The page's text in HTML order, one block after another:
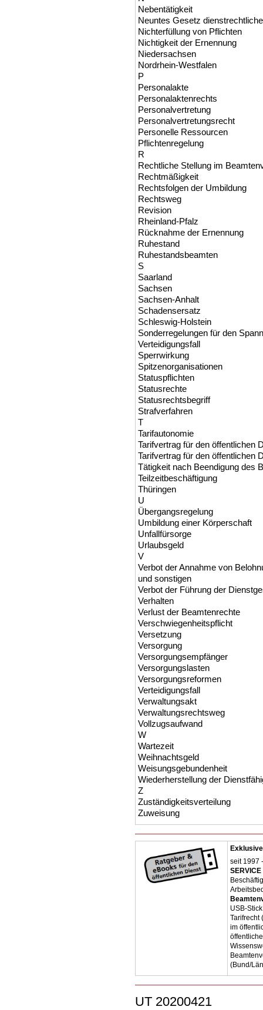
Nebentätigkeit
Neuntes Gesetz
Nichterfüllung von Pflichten
Nichtigkeit der Ernennung
Niedersachsen
Nordrhein-Westfalen
P
Personalakte
Personalaktenrechts
Personalvertretung
Personalvertretungsrecht
Personelle Ressourcen
Pflichtenregelung
R
Rechtliche Stellung im
Rechtmäßigkeit
Rechtsfolgen der Umbildung
Rechtsweg
Revision
Rheinland-Pfalz
Rücknahme der Ernennung
Ruhestand
Ruhestandsbeamten
S
Saarland
Sachsen
Sachsen-Anhalt
Schadensersatz
Schleswig-Holstein
Sonderregelungen für den
Verteidigungsfall
Sperrwirkung
Spitzenorganisationen
Statuspflichten
Statusrechte
Statusrechtsbegriff
Strafverfahren
T
Tarifautonomie
Tarifvertrag für den öffentlichen
Tarifvertrag für den öffentlichen
Tätigkeit nach Beendigung des
Teilzeitbeschäftigung
Thüringen
U
Übergangsregelung
Umbildung einer Körperschaft
Unfallfürsorge
Urlaubsgeld
V
Verbot der Annahme von
und sonstigen
Verbot der Führung der
Verhalten
Verlust der Beamtenrechte
Verschwiegenheitspflicht
Versetzung
Versorgung
Versorgungsempfänger
Versorgungslasten
Versorgungsreformen
Verteidigungsfall
Verwaltungsakt
Verwaltungsrechtsweg
Vollzugsaufwand
W
Wartezeit
Weihnachtsgeld
Weisungsgebundenheit
Wiederherstellung der
Z
Zuständigkeitsverteilung
Zuweisung
seit 1997
USB-
Tarifrecht
im
(Bund/
UT 20200421